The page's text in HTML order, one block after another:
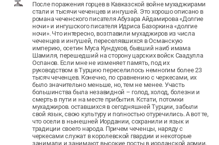
После поражения горцев в Кавказской войне мухаджирами
стали и тысячи чеченцев и ингушей. Это хорошо описано в
романа чеченского писателя Абузара Айдамирова «Долгие
ночи» и ингушского писателя Идриса Базоркина «долгие
ночи». Что интересно, возглавили мухаджиров из числа
чеченцев и ингушей, переселявшихся в Османскую
империю, осетин Муса Кундухов, бывший наиб имама
Шамиля, перешедший на сторону царских войск Саадулла
Оспанов. Если мне не изменяет память, под их
руководством в Турцию переселилось немногим более 23
тысяч чеченцев. Конечно, по сравнению с черкесами, их
было значительно меньше, но, тем не менее. Участь
большинства была незавидной – голод, холод, болезни и
смерть в пути и на месте прибытия. Кстати, потомки
мухаджиров. оставшихся в сегодняшней Турции, забыли
свой язык, свою культуру и полностью отуречились. А вот те,
что осели в нынешней Иордании, сохранили и язык и
традиции своего народа. Причем чеченцы, наряду с
черкесами служат в королевской гвардии и некоторые
занимали и занимают высокие посты в иорданской армии.